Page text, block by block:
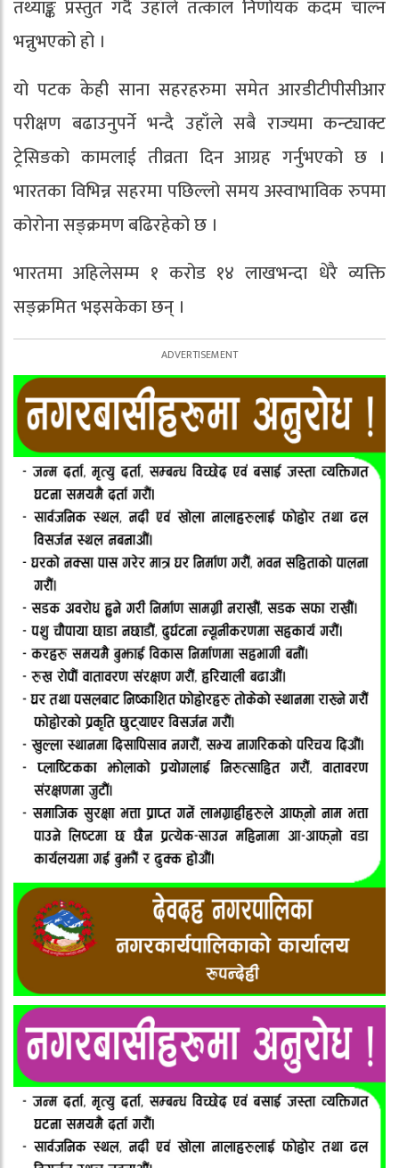
तथ्याङ्क प्रस्तुत गर्दै उहाँले तत्काल निर्णायक कदम चाल्न
भन्नुभएको हो ।
यो पटक केही साना सहरहरुमा समेत आरडीटीपीसीआर
परीक्षण बढाउनुपर्ने भन्दै उहाँले सबै राज्यमा कन्ट्याक्ट
ट्रेसिङको कामलाई तीव्रता दिन आग्रह गर्नुभएको छ ।
भारतका विभिन्न सहरमा पछिल्लो समय अस्वाभाविक रुपमा
कोरोना सङ्क्रमण बढिरहेको छ ।
भारतमा अहिलेसम्म १ करोड १४ लाखभन्दा धेरै व्यक्ति
सङ्क्रमित भइसकेका छन् ।